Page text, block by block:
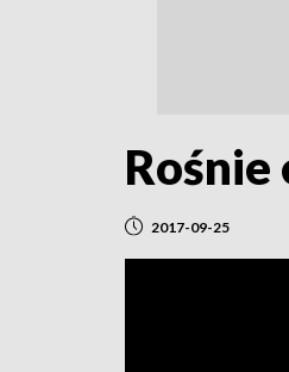
2017-09-25